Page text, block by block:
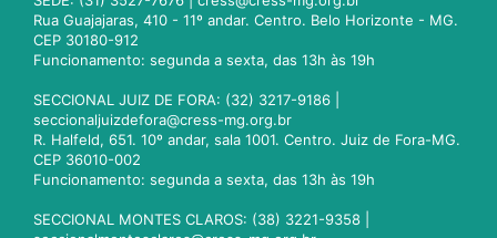
Rua Guajajaras, 410 - 11º andar. Centro. Belo Horizonte - MG.
CEP 30180-912
Funcionamento: segunda a sexta, das 13h às 19h
SECCIONAL JUIZ DE FORA: (32) 3217-9186 |
seccionaljuizdefora@cress-mg.org.br
R. Halfeld, 651. 10º andar, sala 1001. Centro. Juiz de Fora-MG.
CEP 36010-002
Funcionamento: segunda a sexta, das 13h às 19h
SECCIONAL MONTES CLAROS: (38) 3221-9358 |